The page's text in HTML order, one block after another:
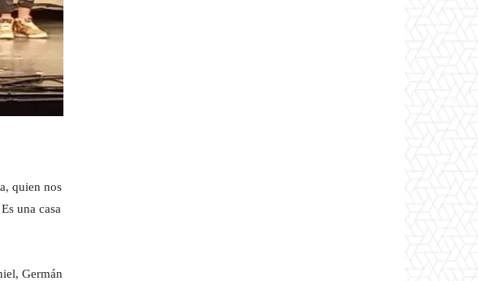
quien nos
una casa
Germán